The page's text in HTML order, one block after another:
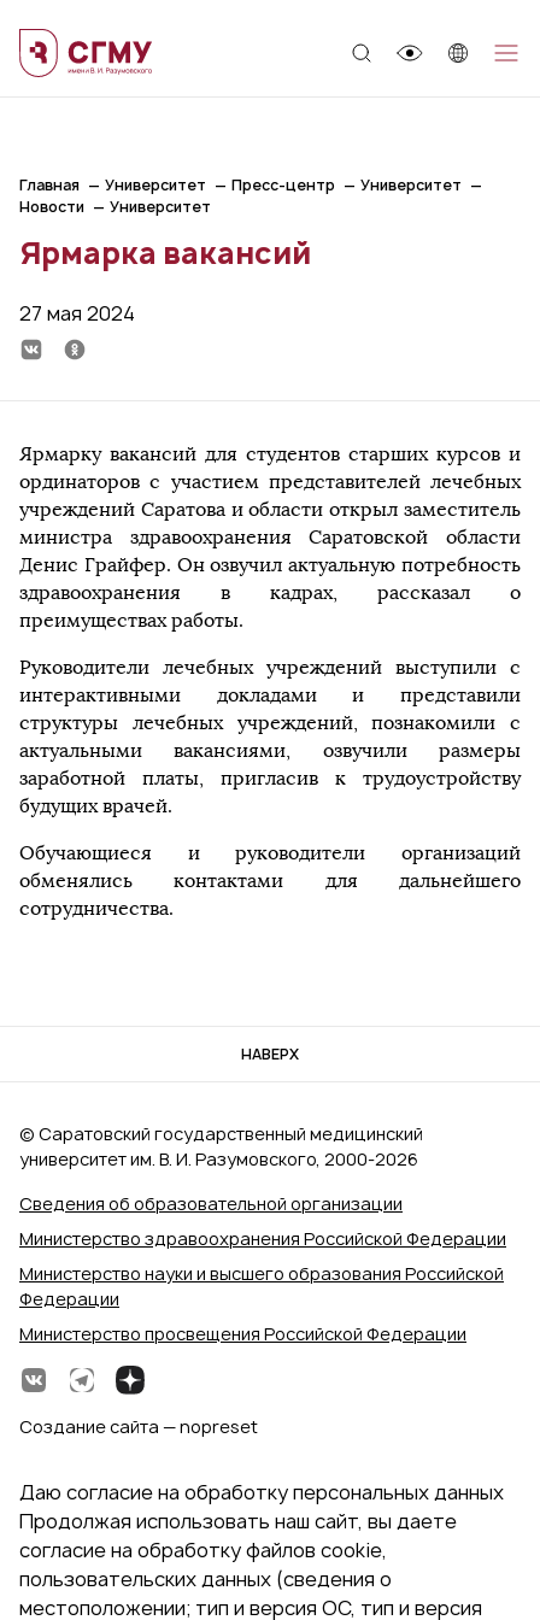
Главная Университет Пресс-центр
Университет
Новости
Университет
Ярмарка вакансий
27 мая 2024
Ярмарку вакансий для студентов старших курсов и
ординаторов с участием представителей лечебных
учреждений Саратова и области открыл заместитель
министра здравоохранения Саратовской области
Денис Грайфер. Он озвучил актуальную потребность
здравоохранения в кадрах, рассказал о
преимуществах работы.
Руководители лечебных учреждений выступили с
интерактивными докладами и представили
структуры лечебных учреждений, познакомили с
актуальными вакансиями, озвучили размеры
заработной платы, пригласив к трудоустройству
будущих врачей.
Обучающиеся и руководители организаций
обменялись контактами для дальнейшего
сотрудничества.
НАВЕРХ
Сведения об образовательной организации
Министерство здравоохранения Российской Федерации
Министерство науки и высшего образования Российской
Федерации
Министерство просвещения Российской Федерации
© Саратовский государственный медицинский
университет им. В. И. Разумовского, 2000‑2026
Создание сайта — nopreset
Даю согласие на обработку персональных данных
Продолжая использовать наш сайт, вы даете
согласие на обработку файлов cookie,
пользовательских данных (сведения о
местоположении; тип и версия ОС, тип и версия